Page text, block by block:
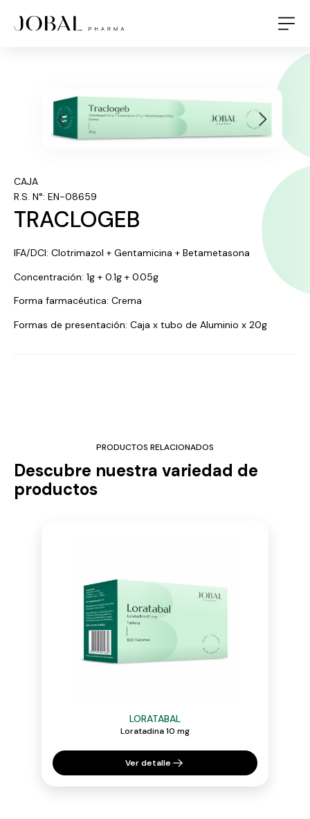
CAJA
R.S. N°: EN-08659
TRACLOGEB
IFA/DCI: Clotrimazol + Gentamicina + Betametasona
Concentración: 1g + 0.1g + 0.05g
Forma farmacéutica: Crema
Formas de presentación: Caja x tubo de Aluminio x 20g
PRODUCTOS RELACIONADOS
Descubre nuestra variedad de
productos
LORATABAL
Loratadina 10 mg
Ver detalle